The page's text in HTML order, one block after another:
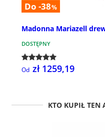
Do -38%
Madonna Mariazell
DOSTĘPNY
Od zł 1259,19
KTO KUPIŁ TEN